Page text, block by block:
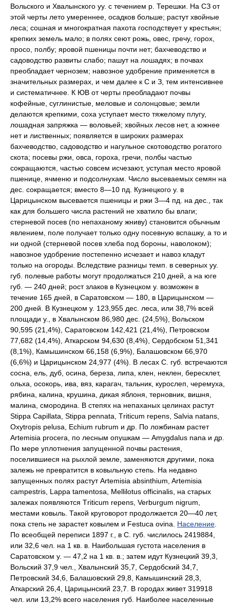
Вольского и Хвалынского уу. с течением р. Терешки. На СЗ от
этой черты лето умереннее, осадков больше; растут хвойные
леса; сошная и многократная пахота господствует у крестьян;
крепких земель мало; в полях сеют рожь, овес, гречу, горох,
просо, полбу; яровой пшеницы почти нет; бахчеводство и
садоводство развиты слабо; пашут на лошадях; в почвах
преобладает чернозем; навозное удобрение применяется в
значительных размерах, и чем далее к С и З, тем интенсивнее
и систематичнее. К ЮВ от черты преобладают почвы
кофейные, суглинистые, меловые и солонцовые; земли
делаются крепкими, соха уступает место тяжелому плугу,
лошадная запряжка — воловьей; хвойных лесов нет, а южнее
нет и лиственных; появляется в широких размерах
бахчеводство, садоводство и нагульное скотоводство рогатого
скота; посевы ржи, овса, гороха, гречи, полбы частью
сокращаются, частью совсем исчезают, уступая место яровой
пшенице, ячменю и подсолнухам. Число высеваемых семян на
дес. сокращается; вместо 8—10 пд. Кузнецкого у. в
Царицынском высевается пшеницы и ржи 3—4 пд. на дес., так
как для большего числа растений не хватило бы влаги;
стерневой посев (по непаханому жниву) становится обычным
явлением, поле получает только одну посевную вспашку, а то и
ни одной (стерневой посев хлеба под бороны, наволоком);
навозное удобрение постепенно исчезает и навоз кладут
только на огороды. Вследствие разницы темп. в северных уу.
губ. полевые работы могут продолжаться 210 дней, а на юге
губ. — 240 дней; рост злаков в Кузнецком у. возможен в
течение 165 дней, в Саратовском — 180, в Царицынском —
200 дней. В Кузнецком у. 123,955 дес. леса, или 38,7% всей
площади у., в Хвалынском 86,980 дес. (24,5%), Вольском
90,595 (21,4%), Саратовском 142,421 (21,4%), Петровском
77,682 (14,4%), Аткарском 94,630 (8,4%), Сердобском 51,341
(8,1%), Камышинском 66,158 (6,9%), Балашовском 66,970
(6,6%) и Царицынском 24,977 (4%). В лесах С. губ. встречаются
сосна, ель, дуб, осина, береза, липа, клен, неклен, бересклет,
ольха, осокорь, ива, вяз, карагач, тальник, курослеп, черемуха,
рябина, калина, крушина, дикая яблоня, терновник, вишня,
малина, смородина. В степях на непаханых целинах растут
Stippa Сарillata, Stippa pennata, Тriticum repens, Salvia natans,
Oxytropis pelusa, Echium rubrum и др. По ложбинам растет
Artemisia procera, по лесным опушкам — Amygdalus nana и др.
По мере уплотнения запущенной почвы растения,
поселившиеся на рыхлой земле, заменяются другими, пока
залежь не превратится в ковыльную степь. На недавно
запущенных полях растут Artemisia absinthium, Artemisia
campestris, Lappa tamentosa, Mellilotus officinalis, на старых
залежах появляются Тriticum repens, Verburgum nigrum,
местами ковыль. Такой круговорот продолжается 20—40 лет,
пока степь не зарастет ковылем и Festuca ovina. Население
По всеобщей переписи 1897 г., в С. губ. числилось 2419884,
или 32,6 чел. на 1 кв. в. Наибольшая густота населения в
Саратовском у. — 47,2 на 1 кв. в.; затем идут Кузнецкий 39,3,
Вольский 37,9 чел., Хвалынский 35,7, Сердобский 34,7,
Петровский 34,6, Балашовский 29,8, Камышинский 28,3,
Аткарский 26,4, Царицынский 23,7. В городах живет 319918
чел. или 13,2% всего населения губ. Наиболее населенные